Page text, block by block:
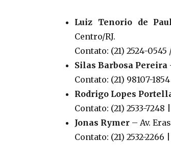
Luiz Tenorio de
Centro/RJ.
Contato: (21) 2524-
Silas Barbosa Pereira
Contato: (21) 98107-
Rodrigo Lopes
Contato: (21) 2533-
Jonas Rymer– Av.
Contato: (21) 2532-